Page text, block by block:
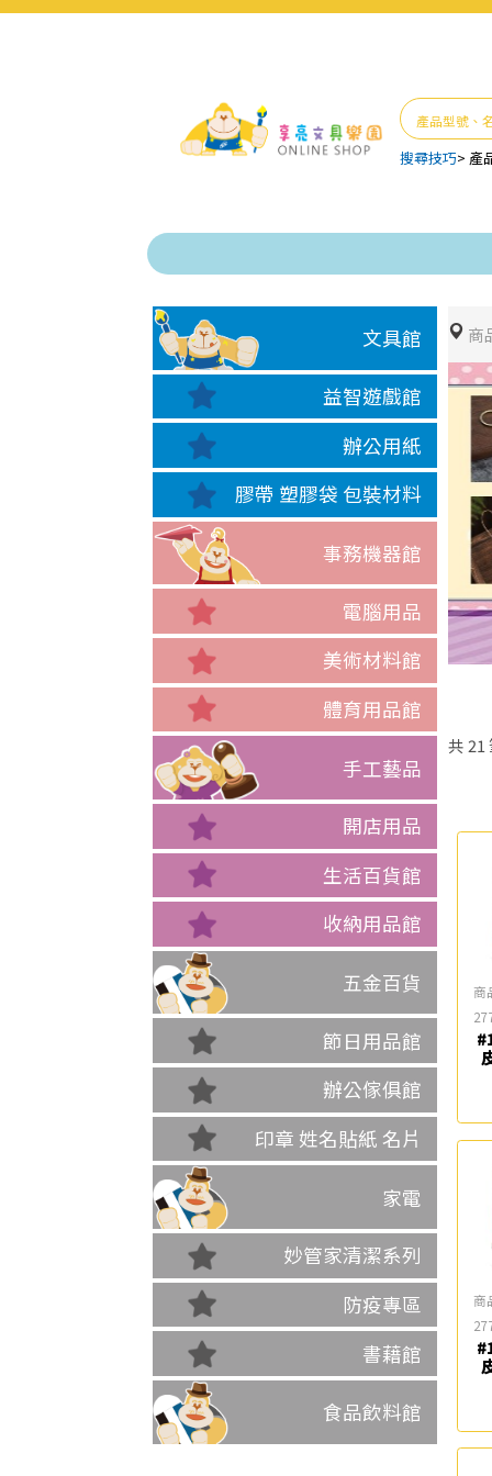
搜尋技巧> 產
文具館
益智遊戲館
辦公用紙
膠帶 塑膠袋 包裝材料
事務機器館
電腦用品
美術材料館
體育用品館
手工藝品
開店用品
生活百貨館
收納用品館
五金百貨
節日用品館
辦公傢俱館
印章 姓名貼紙 名片
家電
妙管家清潔系列
防疫專區
書藉館
食品飲料館
商
共 21
商
商